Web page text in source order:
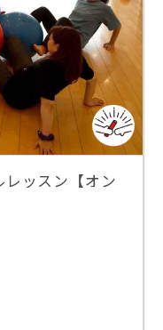
ッスン【オン